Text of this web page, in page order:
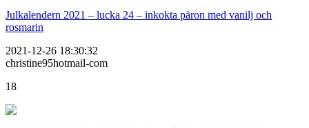
Julkalendern 2021 – lucka 24 – inkokta päron med vanilj och
rosmarin
2021-12-26 18:30:32
christine95hotmail-com
18